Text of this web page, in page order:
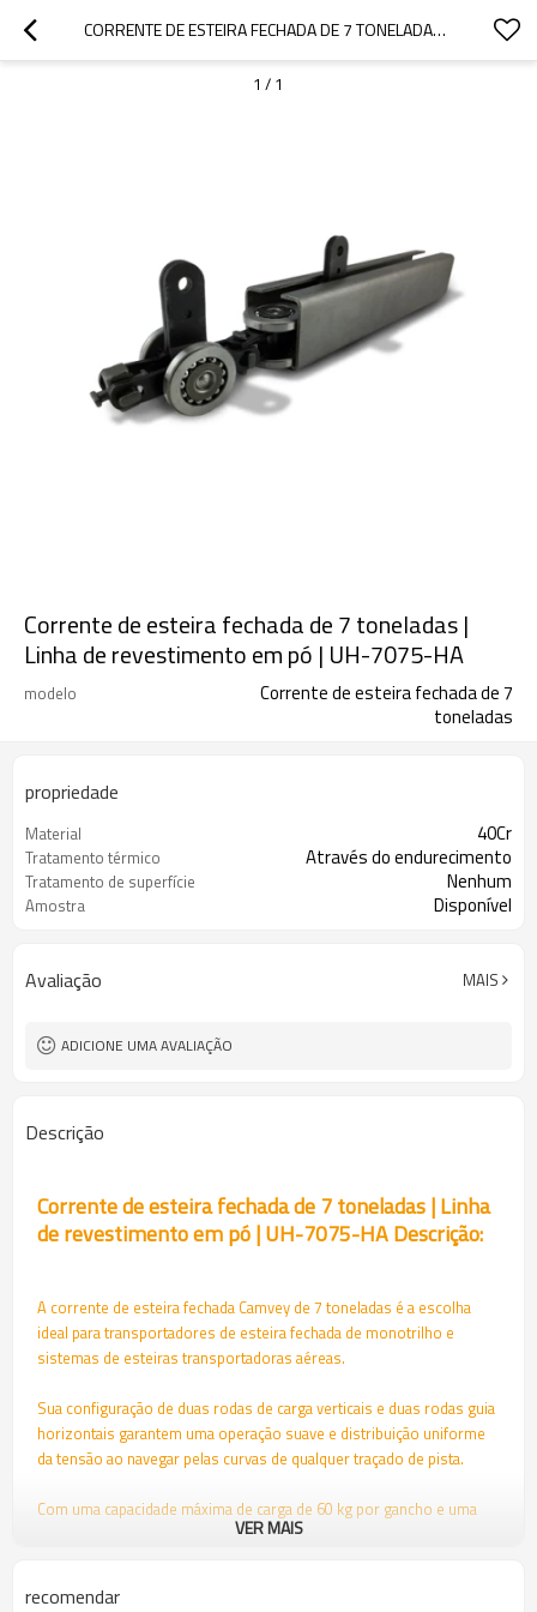
CORRENTE DE ESTEIRA FECHADA DE 7 TONELADAS | LINHA DE REVESTIMENTO EM PÓ | UH-7075-HA
1 / 1
Corrente de esteira fechada de 7 toneladas |
Linha de revestimento em pó | UH-7075-HA
modelo
Corrente de esteira fechada de 7
toneladas
propriedade
Material 40Cr
Tratamento térmico Através do endurecimento
Tratamento de superfície Nenhum
Amostra Disponível
Avaliação MAIS
ADICIONE UMA AVALIAÇÃO
Descrição
Corrente de esteira fechada de 7 toneladas | Linha
de revestimento em pó | UH-7075-HA Descrição:
A corrente de esteira fechada Camvey de 7 toneladas é a escolha
ideal para transportadores de esteira fechada de monotrilho e
sistemas de esteiras transportadoras aéreas.
Sua configuração de duas rodas de carga verticais e duas rodas guia
horizontais garantem uma operação suave e distribuição uniforme
da tensão ao navegar pelas curvas de qualquer traçado de pista.
Com uma capacidade máxima de carga de 60 kg por gancho e uma
resistência à tração máxima de 73 kN, nossa Corrente de Trilho
serviço pesado de aplicações de monotrilhos e transportadores
VER MAIS
recomendar